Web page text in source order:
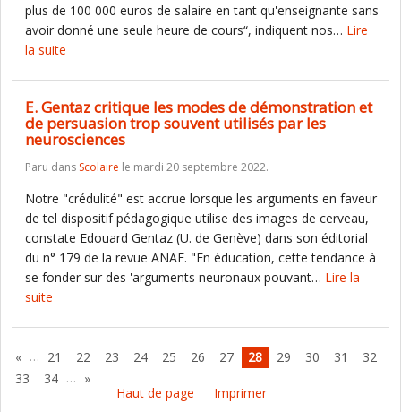
plus de 100 000 euros de salaire en tant qu'enseignante sans
avoir donné une seule heure de cours“, indiquent nos… Lire
la suite
E. Gentaz critique les modes de démonstration et
de persuasion trop souvent utilisés par les
neurosciences
Paru dans Scolaire le mardi 20 septembre 2022.
Notre "crédulité" est accrue lorsque les arguments en faveur
de tel dispositif pédagogique utilise des images de cerveau,
constate Edouard Gentaz (U. de Genève) dans son éditorial
du n° 179 de la revue ANAE. "En éducation, cette tendance à
se fonder sur des 'arguments neuronaux pouvant… Lire la
suite
« … 21 22 23 24 25 26 27 28 29 30 31
32
33
34 … »
Haut de page
Imprimer